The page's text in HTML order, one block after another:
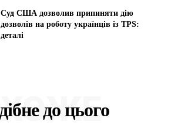
Суд США дозволив припиняти дію
дозволів на роботу українців із TPS:
деталі
до цього